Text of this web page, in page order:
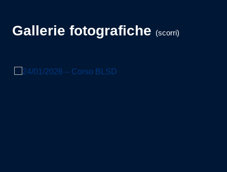
Gallerie fotografiche (scorri)